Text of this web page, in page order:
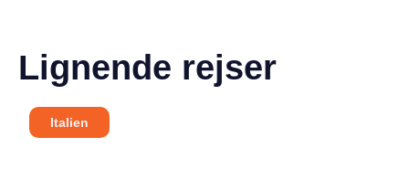
Lignende rejser
Italien